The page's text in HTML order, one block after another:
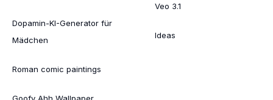
Dopamin-KI-Generator für
Mädchen
Roman comic paintings
Goofy Ahh Wallpaper
Veo 3.1
Ideas